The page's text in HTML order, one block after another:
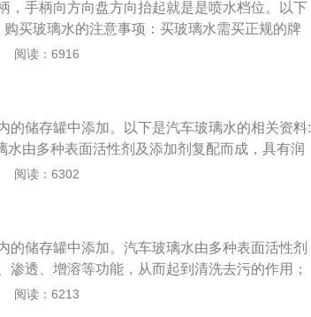
，手柄向方向盘方向抬起就是是喷水档位。以下
买玻璃水的注意事项：买玻璃水需买正规的牌
质量差的玻璃水。有些质量差的玻璃水里含有的
动机舱里。打开发动机盖，可以看到右边前面有
阅读：6916
的储存罐中添加。以下是汽车玻璃水的相关资料:
水由多种表面活性剂及添加剂复配而成，具有润
到清洗去污的作用；能显著降低液体的冰点，从
荷，具有抗静电性能；可以起润滑作用，减少雨
水痕、持久光洁，不损伤物品表面。具有防尘、
汽车玻璃水类型：在北方应选择防冻型玻璃
冬季使得管路冻裂；在南方地区使用增加了除虫
阅读：6302
的储存罐中添加。汽车玻璃水由多种表面活性剂
渗透、增溶等功能，从而起到清洗去污的作用；
到防冻的作用。冬天时要使用冬季玻璃水，这种
阅读：6213